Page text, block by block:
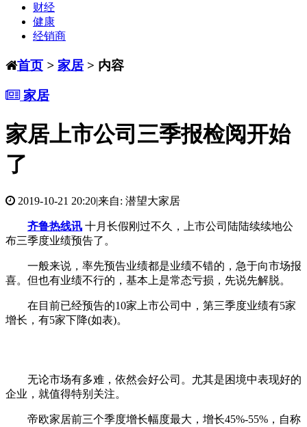
财经
健康
经销商
首页 > 家居 > 内容
家居
家居上市公司三季报检阅开始
了
2019-10-21 20:20|来自: 潜望大家居
齐鲁热线讯 十月长假刚过不久，上市公司陆陆续续地公
布三季度业绩预告了。
一般来说，率先预告业绩都是业绩不错的，急于向市场报
喜。但也有业绩不行的，基本上是常态亏损，先说先解脱。
在目前已经预告的10家上市公司中，第三季度业绩有5家
增长，有5家下降(如表)。
无论市场有多难，依然会好公司。尤其是困境中表现好的
企业，就值得特别关注。
帝欧家居前三个季度增长幅度最大，增长45%-55%，自称